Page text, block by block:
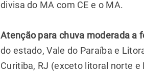
divisa do MA com CE e o MA.
Atenção para chuva moderada a
do estado, Vale do Paraíba e
Curitiba, RJ (exceto litoral norte